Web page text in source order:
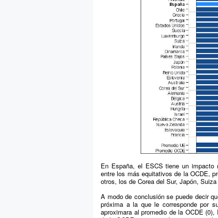
En España, el ESCS tiene un
entre los más equitativos de la OCDE,
otros, los de Corea del Sur, Japón,
A modo de conclusión se puede decir
próxima a la que le corresponde por
aproximara al promedio de la OCDE